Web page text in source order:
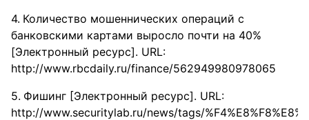
Количество мошеннических операций с
банковскими картами выросло почти на 40%
[Электронный ресурс]. URL:
http://www.rbcdaily.ru/finance/562949980978065
Фишинг [Электронный ресурс]. URL:
http://www.securitylab.ru/news/tags/